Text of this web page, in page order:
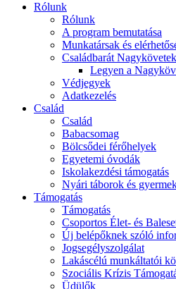
Rólunk
Rólunk
A program bemutatása
Munkatársak és
Családbarát Nagykövetek
Legyen a
Védjegyek
Adatkezelés
Család
Család
Babacsomag
Bölcsődei férőhelyek
Egyetemi óvodák
Iskolakezdési támogatás
Nyári táborok és
Támogatás
Támogatás
Csoportos Élet- és
Új belépőknek szóló
Jogsegélyszolgálat
Lakáscélú munkáltatói
Szociális Krízis
Üdülők